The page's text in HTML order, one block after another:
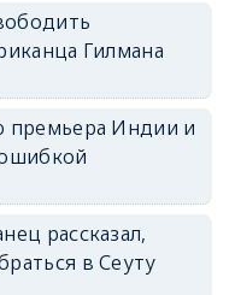
Гилмана
премьера Индии и
рассказал,
в Сеуту